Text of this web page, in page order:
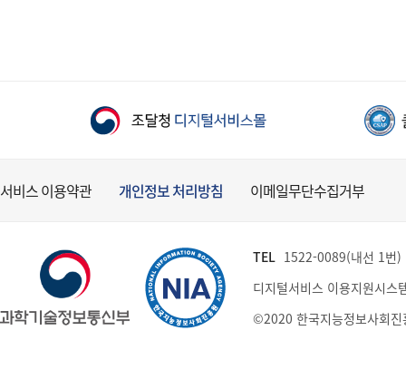
서비스 이용약관 개인정보 처리방침 이메일무단수집거부
TEL 1522-0089(내선 1번
디지털서비스 이용지원시스
©2020 한국지능정보사회진